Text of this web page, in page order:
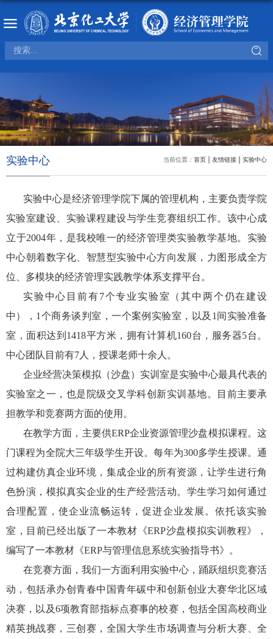
当前位置： 首页 友情链接 实验中心
实验中心
实验中心是经济管理学院下属的管理机构，主要负责学院
实验室建设、实验课程建设与学生竞赛组织工作。该中心成
立于2004年，是我校唯一的经济管理类实验教学基地。实验
中心朝着数字化、智慧型实验中心方向发展，力图形成全方
位、多模块的经济管理实践教学体系支撑平台。
实验中心目前有7个专业实验室（其中两个仍在建设
中）， 1 个商务谈判室，一个案例实验室，以及 1 间实验准备
室，面积达到 1418平方米，拥有计算机160台，服务器5台。
中心团队目前有7 人，授课老师十余人。
企业经营决策模拟（沙盘）实训室是实验中心最具代表的
实验室之一，也是院级交叉学科创新实训基地。目前主要承
担教学和竞赛两方面的使用。
在教学方面，主要供ERP企业资源管理沙盘模拟课程。这
门课程为全院大三年级学生开设。每年为300多学生授课。通
过构建仿真企业环境，集成企业的所有资源，让学生进行角
色扮演，模拟真实企业的生产经营活动。学生学习如何通过
合理配置，使企业流畅运转，促进企业发展。依托该实验
室，目前已经出版了一本教材《ERP沙盘模拟实训教程》，
编写了一本教材《ERP与管理信息系统实验指导书》。
在竞赛方面，我们一方面利用实验中心，踊跃组织竞赛活
动，包括承办创青春中国青年碳中和创新创业大赛华北区域
决赛，以及6项教育部指标点赛事的校赛，包括全国高校商业
精英挑战赛，三创赛，全国大学生市场调查与分析大赛、全